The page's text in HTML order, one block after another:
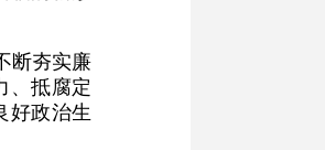
断夯实廉
、抵腐定
好政治生